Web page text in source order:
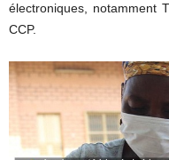
électroniques, notamment
CCP.